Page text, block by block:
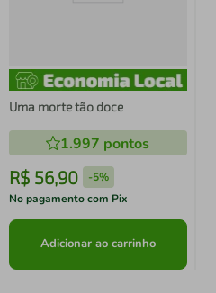
Uma morte tão doce
1.997 pontos
R$ 56,90 -5%
No pagamento com Pix
Adicionar ao carrinho